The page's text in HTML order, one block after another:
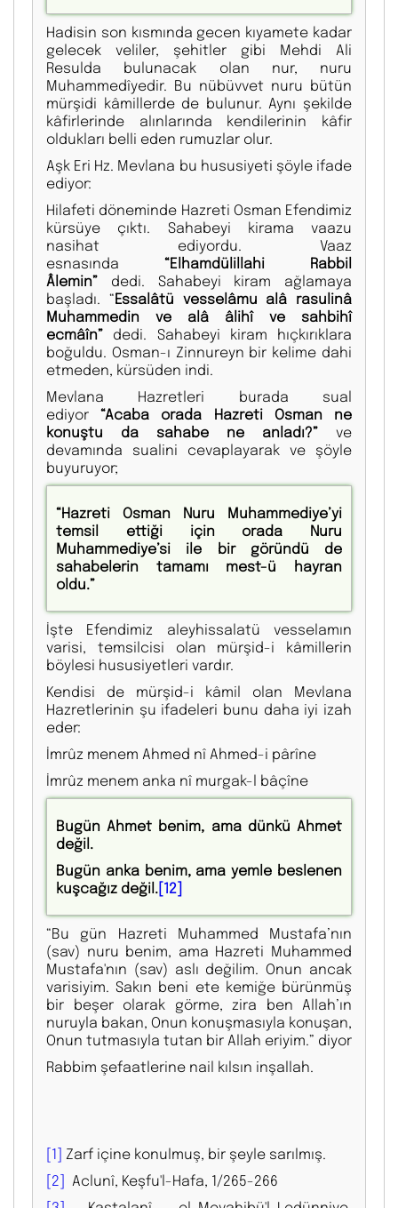
Hadisin son kısmında gecen kıyamete kadar
gelecek veliler, şehitler gibi Mehdi Ali
Resulda bulunacak olan nur, nuru
Muhammedîyedir. Bu nübüvvet nuru bütün
mürşidi kâmillerde de bulunur. Aynı şekilde
kâfirlerinde alınlarında kendilerinin kâfir
oldukları belli eden rumuzlar olur.
Aşk Eri Hz. Mevlana bu hususiyeti şöyle ifade
ediyor:
Hilafeti döneminde Hazreti Osman Efendimiz
kürsüye çıktı. Sahabeyi kirama vaazu
nasihat ediyordu. Vaaz
esnasında “Elhamdülillahi Rabbil
Âlemin” dedi. Sahabeyi kiram ağlamaya
başladı. “Essalâtü vesselâmu alâ rasulinâ
Muhammedin ve alâ âlihî ve sahbihî
ecmâîn” dedi. Sahabeyi kiram hıçkırıklara
boğuldu. Osman-ı Zinnureyn bir kelime dahi
etmeden, kürsüden indi.
Mevlana Hazretleri burada sual
ediyor“Acaba orada Hazreti Osman ne
konuştu da sahabe ne anladı?” ve
devamında sualini cevaplayarak ve şöyle
buyuruyor;
“Hazreti Osman Nuru Muhammediye’yi
temsil ettiği için orada Nuru
Muhammediye’si ile bir göründü de
sahabelerin tamamı mest-ü hayran
oldu.”
İşte Efendimiz aleyhissalatü vesselamın
varisi, temsilcisi olan mürşid-i kâmillerin
böylesi hususiyetleri vardır.
Kendisi de mürşid-i kâmil olan Mevlana
Hazretlerinin şu ifadeleri bunu daha iyi izah
eder:
İmrûz menem Ahmed nî Ahmed-i pârîne
İmrûz menem anka nî murgak-l bâçîne
Bugün Ahmet benim, ama dünkü Ahmet
değil.
Bugün anka benim, ama yemle beslenen
kuşcağız değil.[12]
“Bu gün Hazreti Muhammed Mustafa’nın
(sav) nuru benim, ama Hazreti Muhammed
Mustafa'nın (sav) aslı değilim. Onun ancak
varisiyim. Sakın beni ete kemiğe bürünmüş
bir beşer olarak görme, zira ben Allah’ın
nuruyla bakan, Onun konuşmasıyla konuşan,
Onun tutmasıyla tutan bir Allah eriyim.” diyor
Rabbim şefaatlerine nail kılsın inşallah.
[1] Zarf içine konulmuş, bir şeyle sarılmış.
[2] Aclunî, Keşfu'l-Hafa, 1/265-266